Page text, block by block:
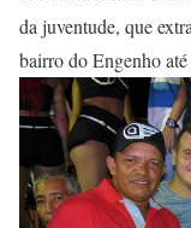
da juventude, que
bairro do Engenho